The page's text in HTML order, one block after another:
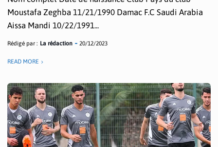
Moustafa Zeghba 11/21/1990 Damac F.C Saudi Arabia
Aissa Mandi 10/22/1991...
Rédigé par : La rédaction 20/12/2023
READ MORE